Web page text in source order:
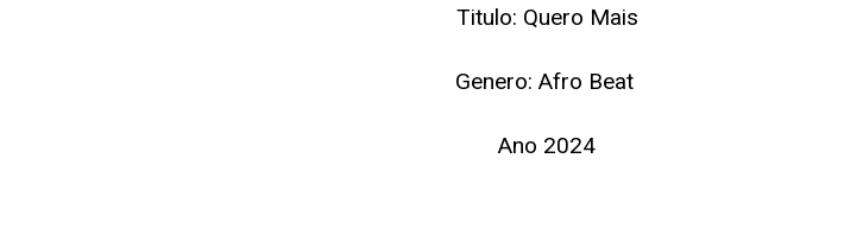
Titulo: Quero Mais
Genero: Afro Beat
Ano 2024